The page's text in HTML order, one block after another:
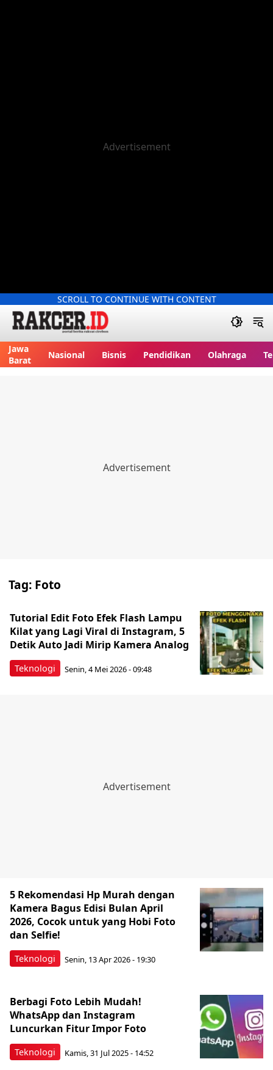
SCROLL TO CONTINUE WITH CONTENT
Jawa
Barat
Nasional Bisnis Pendidikan Olahraga
Tag: Foto
Teknologi
Tutorial Edit Foto Efek Flash Lampu
Kilat yang Lagi Viral di Instagram, 5
Detik Auto Jadi Mirip Kamera Analog
Senin, 4 Mei 2026 - 09:48
Teknologi
5 Rekomendasi Hp Murah dengan
Kamera Bagus Edisi Bulan April
2026, Cocok untuk yang Hobi Foto
dan Selfie!
Senin, 13 Apr 2026 - 19:30
Teknologi
Berbagi Foto Lebih Mudah!
WhatsApp dan Instagram
Luncurkan Fitur Impor Foto
Kamis, 31 Jul 2025 - 14:52